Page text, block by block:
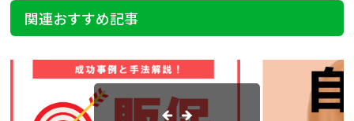
関連おすすめ記事